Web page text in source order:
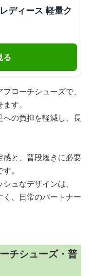
ディース 軽量ク
る
ローチシューズで、
す。
の負担を軽減し、長
と、普段履きに必要
。
ュなデザインは、
、日常のパートナー
チシューズ・普